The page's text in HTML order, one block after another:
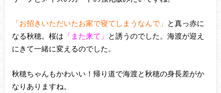
「お招きいただいたお家で寝てしまうなんで」
と真っ赤に
なる秋穂。桜は 「また来て」
と誘うのでした。海渡が迎え
にきて一緒に変えるのでした。
秋穂ちゃんもかわいい！帰り道で海渡と秋穂の身長差がか
なりありますね。